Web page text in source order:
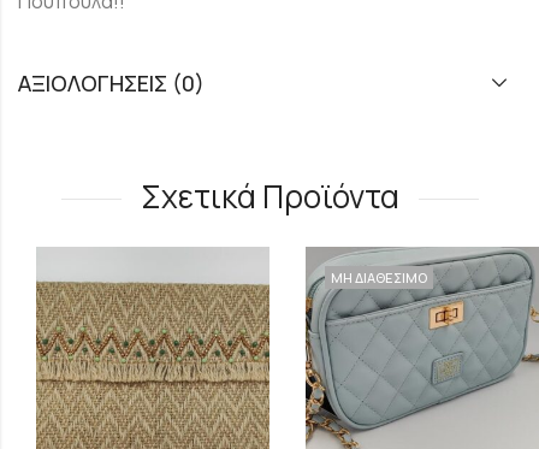
ΑΞΙΟΛΟΓΉΣΕΙΣ (0)
Σχετικά Προϊόντα
ΜΗ ΔΙΑΘΕΣΙΜΟ